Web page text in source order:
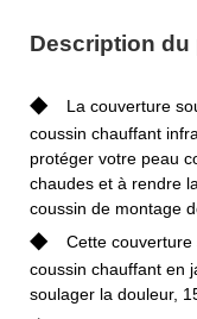
Description du
◆
La couverture
coussin chauffant
protéger votre peau
chaudes et à rendre
coussin de montage
◆
Cette
coussin chauffant en
soulager la douleur,